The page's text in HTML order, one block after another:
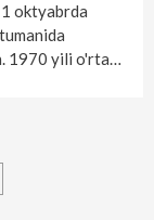
oktyabrda
1970 yili o'rta…